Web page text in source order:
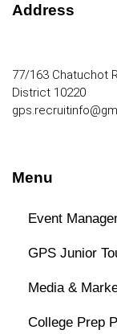
Address
77/163 Chatuchot
District 10220
Menu
Event
GPS Junior
Media &
College Prep